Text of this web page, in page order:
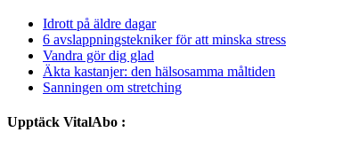
Idrott på äldre dagar
6 avslappningstekniker för att minska stress
Vandra gör dig glad
Äkta kastanjer: den hälsosamma måltiden
Sanningen om stretching
Upptäck VitalAbo :